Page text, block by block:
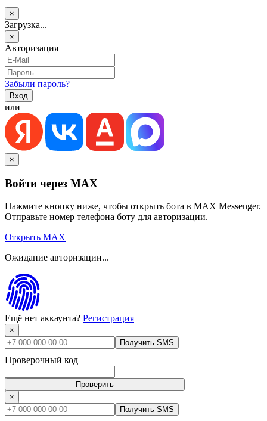
×
Загрузка...
×
Авторизация
Забыли пароль?
или
×
Войти через MAX
Нажмите кнопку ниже, чтобы открыть бота в MAX Messenger.
Отправьте номер телефона боту для авторизации.
Открыть MAX
Ожидание авторизации...
Ещё нет аккаунта? Регистрация
×
Получить SMS
Проверочный код
Проверить
×
Получить SMS